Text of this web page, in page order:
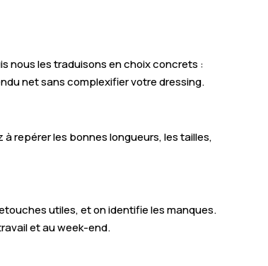
Martel
Aisne
nous les traduisons en choix concrets :
net sans complexifier votre dressing.
repérer les bonnes longueurs, les tailles,
utiles, et on identifie les manques.
et au week-end.